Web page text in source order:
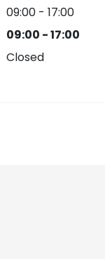
09:00 - 17:00
09:00 - 17:00
Closed